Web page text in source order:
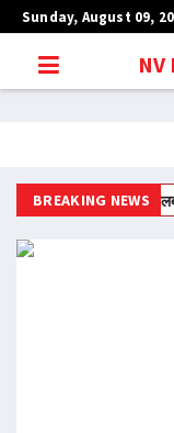
Sunday, August 09,
NV
BREAKING NEWS
मुंबई के